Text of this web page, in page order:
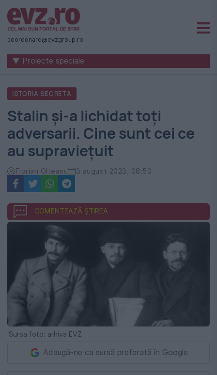
Știri
naționale
internaționale
România
-
Evenimentul
Zilei
coordonare@evzgroup.ro
▼ Proiecte speciale
ISTORIA SECRETA
Stalin și-a lichidat toți
adversarii. Cine sunt cei ce
au supraviețuit
Florian Olteanu 3 august 2023, 08:50
COMENTEAZĂ ȘTIREA
Sursa foto: arhiva EVZ
Adaugă-ne ca sursă preferată în Google